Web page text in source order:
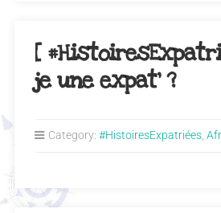
[
je une expat’ ?
Category: #HistoiresExpatriées,